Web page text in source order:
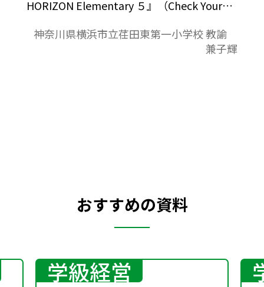
HORIZON Elementary ５』（Check Your
らない自分を紹介しよう！ 既習表現を活
用しながら、聞き手に知ってほしい自分の
神奈川県横浜市立荏田東第一小学校 教諭
兼子輝
おすすめの資料
学級経営